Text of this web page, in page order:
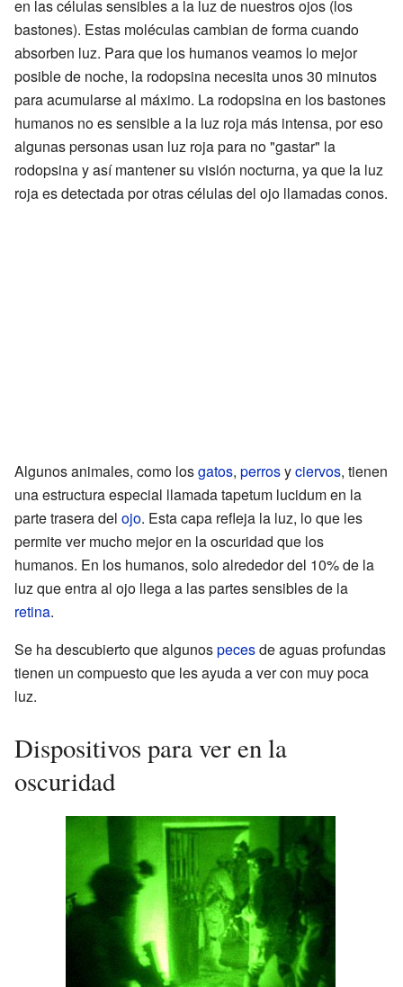
en las células sensibles a la luz de nuestros ojos (los
bastones). Estas moléculas cambian de forma cuando
absorben luz. Para que los humanos veamos lo mejor
posible de noche, la rodopsina necesita unos 30 minutos
para acumularse al máximo. La rodopsina en los bastones
humanos no es sensible a la luz roja más intensa, por eso
algunas personas usan luz roja para no "gastar" la
rodopsina y así mantener su visión nocturna, ya que la luz
roja es detectada por otras células del ojo llamadas conos.
Algunos animales, como losgatos, perrosyciervos, tienen
una estructura especial llamada tapetum lucidum en la
parte trasera del ojo. Esta capa refleja la luz, lo que les
permite ver mucho mejor en la oscuridad que los
humanos. En los humanos, solo alrededor del 10% de la
luz que entra al ojo llega a las partes sensibles de la
retina.
Se ha descubierto que algunospecesde aguas profundas
tienen un compuesto que les ayuda a ver con muy poca
luz.
Dispositivos para ver en la
oscuridad